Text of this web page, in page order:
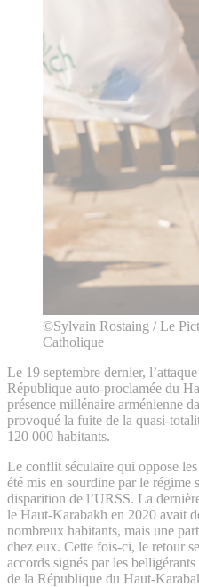
©Sylvain Rostaing / Le
Catholique
Le 19 septembre dernier,
République auto-proclamée du
présence millénaire arménienne
provoqué la fuite de la quasi-
120 000 habitants.
Le conflit séculaire qui oppose
été mis en sourdine par le régime
disparition de l’URSS. La
le Haut-Karabakh en 2020 avait
nombreux habitants, mais une
chez eux. Cette fois-ci, le retour
accords signés par les
de la République du Haut-